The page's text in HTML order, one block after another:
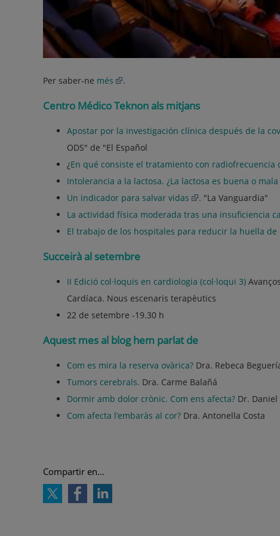
Per saber-ne més .
Centro Médico Teknon als mitjans
Apostar por la investigación clínica después de la
ODS" de "El Español
¿En qué consiste el tratamiento con radiofrecuencia
Intolerancia a la lactosa. ¿La lactosa es buena o mala
Un indicador para salvar vidas
. "La Vanguardia"
La actividad física moderada tras una insuficiencia
El trabajo de los hospitales para reducir la huella de
Succeirà al setembre
II Edició col·loquis en cardiologia (col·loqui 3)
Cardíaca. Nous escenaris terapèutics
22 de setembre -19.30 h
Aquest mes al blog hem parlat de
Com es mira la reserva ovàrica? Dra. Rebeca
Tumors cerebrals. Dra. Carme Balañá
Dormir amb dolor crònic. Com ens afecta? Dr. Daniel
Com afecta l’embaràs al cor? Dra. Antonella Costa
Compartir en...